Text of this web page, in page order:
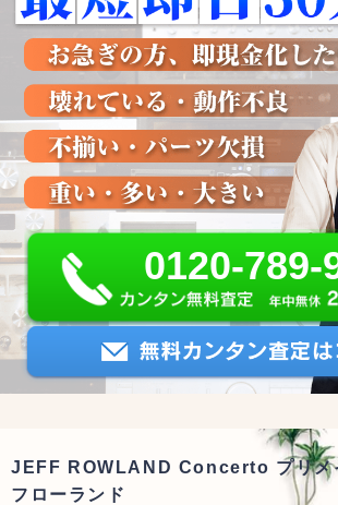
0120-789-
JEFF ROWLAND Concerto プリメ
フローランド